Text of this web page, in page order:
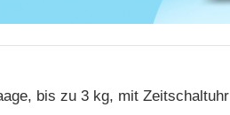
bis zu 3 kg, mit Zeitschaltuhr